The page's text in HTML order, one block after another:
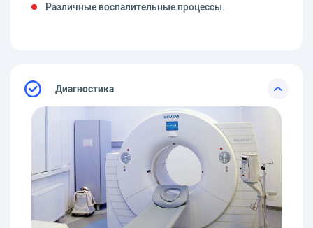
Различные воспалительные процессы.
Диагностика